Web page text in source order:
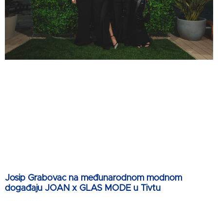
Josip Grabovac na međunarodnom modnom
događaju JOAN x GLAS MODE u Tivtu